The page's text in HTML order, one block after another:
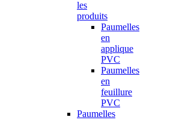
les
produits
Paumelles
en
applique
PVC
Paumelles
en
feuillure
PVC
Paumelles